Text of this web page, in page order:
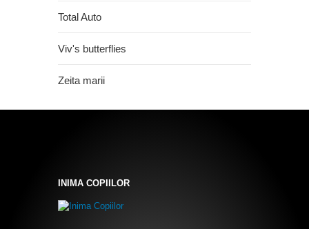
Total Auto
Viv's butterflies
Zeita marii
INIMA COPIILOR